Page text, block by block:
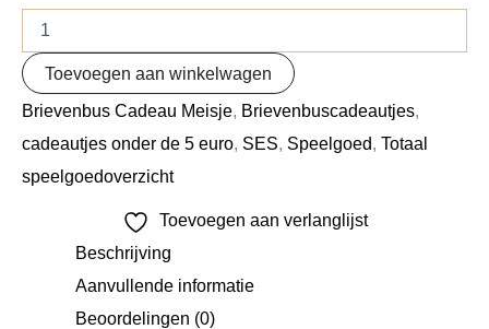
Toevoegen aan winkelwagen
Brievenbus Cadeau Meisje Brievenbuscadeautjes
cadeautjes onder de 5 euro SES Speelgoed Totaal
speelgoedoverzicht
Toevoegen aan verlanglijst
Beschrijving
Aanvullende informatie
Beoordelingen (0)